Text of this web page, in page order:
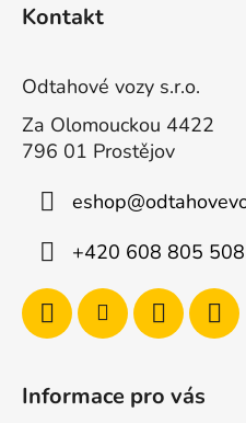
Kontakt
Odtahové vozy s.r.o.
Za Olomouckou 4422
796 01 Prostějov
eshop@
+420 608 805 508
Informace pro vás